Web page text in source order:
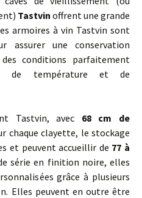
Tastvin offrent une grande
armoires à vin Tastvin sont
assurer une conservation
conditions parfaitement
de température et de
Tastvin, avec 68 cm de
chaque clayette, le stockage
et peuvent accueillir de 77 à
série en finition noire, elles
grâce à plusieurs
Elles peuvent en outre être